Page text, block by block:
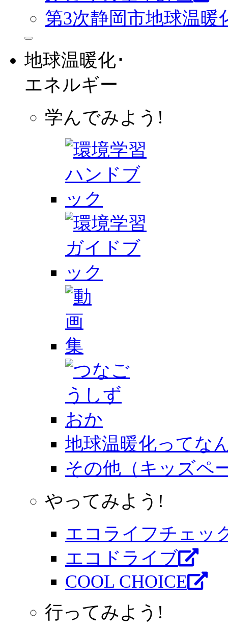
第3次静岡市地球温暖
地球温暖化･
エネルギー
学んでみよう!
地球温暖化ってな
その他（キッズペ
やってみよう!
エコライフチェッ
エコドライブ
COOL CHOICE
行ってみよう!